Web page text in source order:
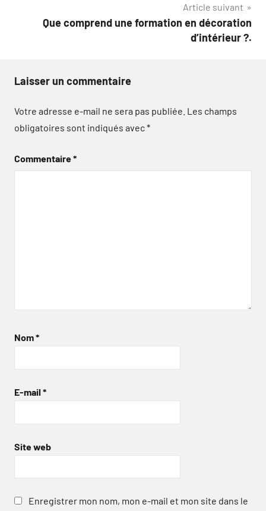
Article suivant
Que comprend une formation en décoration
d’intérieur ?.
Laisser un commentaire
Votre adresse e-mail ne sera pas publiée. Les champs
obligatoires sont indiqués avec*
Commentaire*
Nom*
E-mail *
Site web
Enregistrer mon nom, mon e-mail et mon site dans le